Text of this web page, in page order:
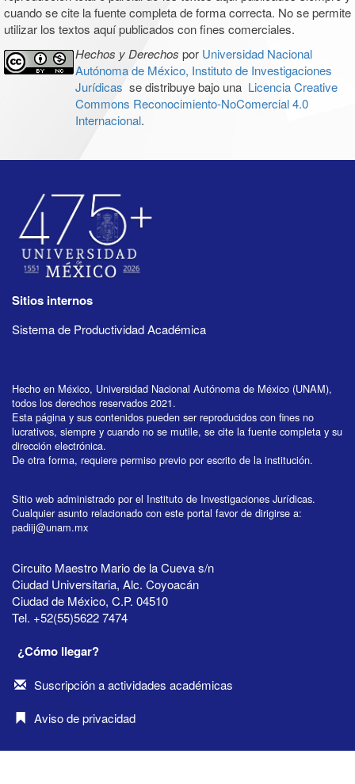
cuando se cite la fuente completa de forma correcta. No se permite
utilizar los textos aquí publicados con fines comerciales.
Hechos y Derechos por Universidad Nacional
Autónoma de México, Instituto de Investigaciones
Jurídicas se distribuye bajo una Licencia Creative
Commons Reconocimiento-NoComercial 4.0
Internacional.
Sitios internos
Sistema de Productividad Académica
Hecho en México, Universidad Nacional Autónoma de México (UNAM),
todos los derechos reservados 2021.
Esta página y sus contenidos pueden ser reproducidos con fines no
lucrativos, siempre y cuando no se mutile, se cite la fuente completa y su
dirección electrónica.
De otra forma, requiere permiso previo por escrito de la institución.
Sitio web administrado por el Instituto de Investigaciones Jurídicas.
Cualquier asunto relacionado con este portal favor de dirigirse a:
padiij@unam.mx
Circuito Maestro Mario de la Cueva s/n
Ciudad Universitaria, Alc. Coyoacán
Ciudad de México, C.P. 04510
Tel. +52(55)5622 7474
¿Cómo llegar?
Suscripción a actividades académicas
Aviso de privacidad